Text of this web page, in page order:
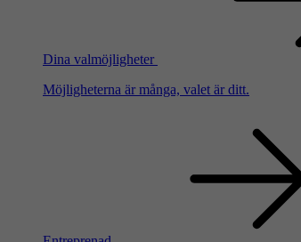
Dina valmöjligheter
Möjligheterna är många, valet är ditt.